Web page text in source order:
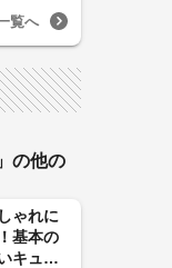
覧へ
の他の
ゃれに
基本の
キュー